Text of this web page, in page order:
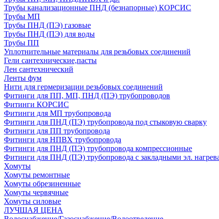
Трубы канализационные ПНД (безнапорные) КОРСИС
Трубы МП
Трубы ПНД (ПЭ) газовые
Трубы ПНД (ПЭ) для воды
Трубы ПП
Уплотнительные материалы для резьбовых соединений
Гели сантехнические,пасты
Лен сантехнический
Ленты фум
Нити для гермеризации резьбовых соединений
Фитинги для ПП, МП, ПНД (ПЭ) трубопроводов
Фитинги КОРСИС
Фитинги для МП трубопровода
Фитинги для ПНД (ПЭ) трубопровода под стыковую сварку
Фитинги для ПП трубопровода
Фитинги для НПВХ трубопровода
Фитинги для ПНД (ПЭ) трубопровода компрессионные
Фитинги для ПНД (ПЭ) трубопровода с закладными эл.
Хомуты
Хомуты ремонтные
Хомуты обрезиненные
Хомуты червячные
Хомуты силовые
ЛУЧШАЯ ЦЕНА